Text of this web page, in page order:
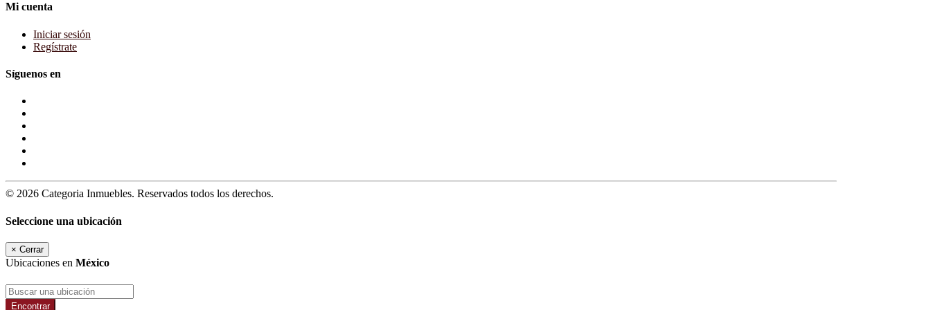
Mi cuenta
Iniciar sesión
Regístrate
Síguenos en
© 2026 Categoria Inmuebles. Reservados todos los derechos.
Seleccione una ubicación
× Cerrar
Ubicaciones en México
Encontrar